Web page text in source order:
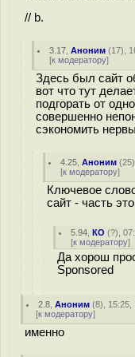
// b.
3.17 ,Аноним (17),
[к модератору]
Здесь был сайт
вот что тут
подгорать от
совершенно
сэкономить
4.25 ,Аноним (25
[к модератору]
Ключевое
сайт - часть
5.94 ,КО (?),
[к модератору]
Да хорош
Sponsored
2.8 ,Аноним (8), 15:25,
[к модератору]
именно